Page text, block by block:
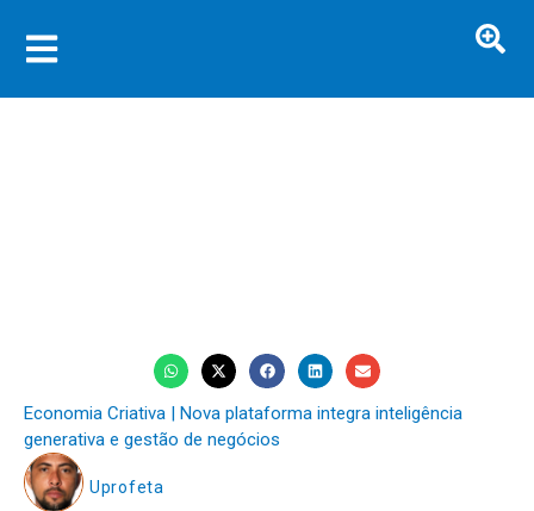
Economia Criativa | Nova plataforma integra inteligência
generativa e gestão de negócios
Uprofeta